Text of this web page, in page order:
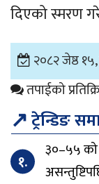
दिएको स्मरण
२०८२ जेष्ठ
तपाईको
↗ट्रेन्डिङ
१.
३०–५५ को